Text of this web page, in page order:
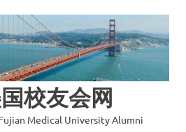
校友会网
Medical University Alumni